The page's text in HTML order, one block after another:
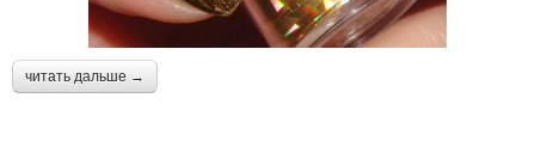
читать дальше →